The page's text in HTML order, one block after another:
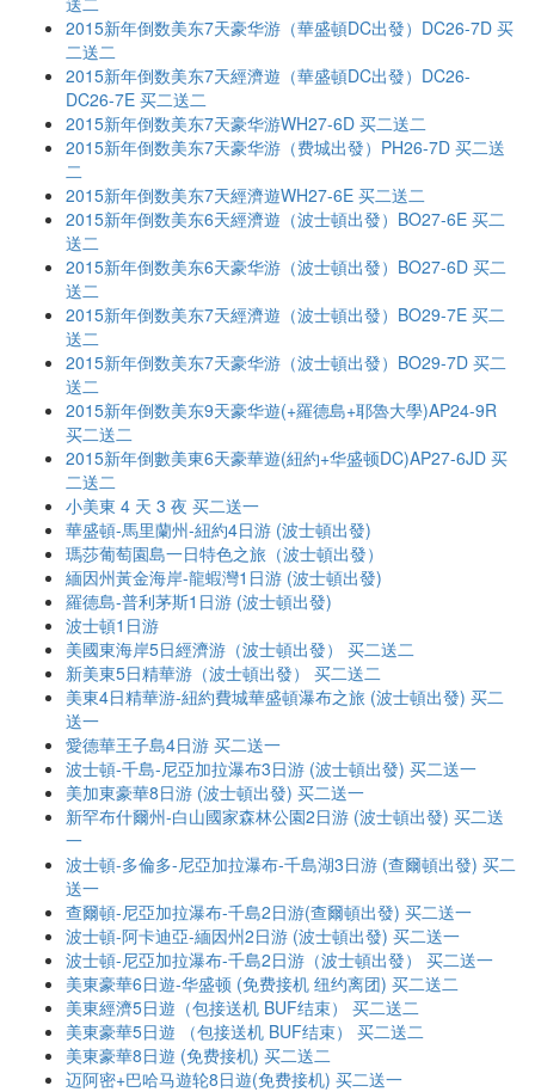
2015新年倒数美东7天豪华游（華盛頓DC出發）DC26-7D 买
二送二
2015新年倒数美东7天經濟遊（華盛頓DC出發）DC26-
DC26-7E 买二送二
2015新年倒数美东7天豪华游WH27-6D 买二送二
2015新年倒数美东7天豪华游（费城出發）PH26-7D 买二送
二
2015新年倒数美东7天經濟遊WH27-6E 买二送二
2015新年倒数美东6天經濟遊（波士頓出發）BO27-6E 买二
送二
2015新年倒数美东6天豪华游（波士頓出發）BO27-6D 买二
送二
2015新年倒数美东7天經濟遊（波士頓出發）BO29-7E 买二
送二
2015新年倒数美东7天豪华游（波士頓出發）BO29-7D 买二
送二
2015新年倒数美东9天豪华遊(+羅德島+耶魯大學)AP24-9R
买二送二
2015新年倒數美東6天豪華遊(紐約+华盛顿DC)AP27-6JD 买
二送二
小美東 4 天 3 夜 买二送一
華盛頓-馬里蘭州-紐約4日游 (波士頓出發)
瑪莎葡萄園島一日特色之旅（波士頓出發）
緬因州黃金海岸-龍蝦灣1日游 (波士頓出發)
羅德島-普利茅斯1日游 (波士頓出發)
波士頓1日游
美國東海岸5日經濟游（波士頓出發） 买二送二
新美東5日精華游（波士頓出發） 买二送二
美東4日精華游-紐約費城華盛頓瀑布之旅 (波士頓出發) 买二
送一
愛德華王子島4日游 买二送一
波士頓-千島-尼亞加拉瀑布3日游 (波士頓出發) 买二送一
美加東豪華8日游 (波士頓出發) 买二送一
新罕布什爾州-白山國家森林公園2日游 (波士頓出發) 买二送
一
波士頓-多倫多-尼亞加拉瀑布-千島湖3日游 (查爾頓出發) 买二
送一
查爾頓-尼亞加拉瀑布-千島2日游(查爾頓出發) 买二送一
波士頓-阿卡迪亞-緬因州2日游 (波士頓出發) 买二送一
波士頓-尼亞加拉瀑布-千島2日游（波士頓出發） 买二送一
美東豪華6日遊-华盛顿 (免费接机 纽约离团) 买二送二
美東經濟5日遊（包接送机 BUF结束） 买二送二
美東豪華5日遊 （包接送机 BUF结束） 买二送二
美東豪華8日遊 (免费接机) 买二送二
迈阿密+巴哈马遊轮8日遊(免费接机) 买二送一